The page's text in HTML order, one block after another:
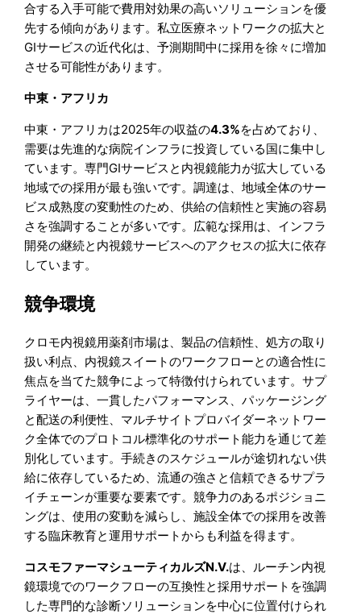
合する入手可能で費用対効果の高いソリューションを優
先する傾向があります。私立医療ネットワークの拡大と
GIサービスの近代化は、予測期間中に採用を徐々に増加
させる可能性があります。
中東・アフリカ
中東・アフリカは2025年の収益の4.3%を占めており、
需要は先進的な病院インフラに投資している国に集中し
ています。専門GIサービスと内視鏡能力が拡大している
地域での採用が最も強いです。調達は、地域全体のサー
ビス成熟度の変動性のため、供給の信頼性と実施の容易
さを強調することが多いです。広範な採用は、インフラ
開発の継続と内視鏡サービスへのアクセスの拡大に依存
しています。
競争環境
クロモ内視鏡用薬剤市場は、製品の信頼性、処方の取り
扱い利点、内視鏡スイートのワークフローとの適合性に
焦点を当てた競争によって特徴付けられています。サプ
ライヤーは、一貫したパフォーマンス、パッケージング
と配送の利便性、マルチサイトプロバイダーネットワー
ク全体でのプロトコル標準化のサポート能力を通じて差
別化しています。手続きのスケジュールが途切れない供
給に依存しているため、流通の強さと信頼できるサプラ
イチェーンが重要な要素です。競争力のあるポジショニ
ングは、使用の変動を減らし、施設全体での採用を改善
する臨床教育と運用サポートからも利益を得ます。
コスモファーマシューティカルズN.V.は、ルーチン内視
鏡環境でのワークフローの互換性と採用サポートを強調
した専門的な診断ソリューションを中心に位置付けられ